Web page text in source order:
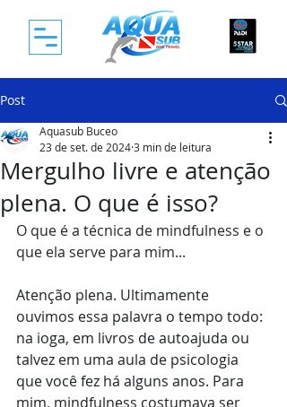
Post
Mergulho livre e atenção
plena. O que é isso?
Aquasub Buceo
23 de set. de 20243 min de leitura
O que é a técnica de mindfulness e o
que ela serve para mim...
Atenção plena. Ultimamente
ouvimos essa palavra o tempo todo:
na ioga, em livros de autoajuda ou
talvez em uma aula de psicologia
que você fez há alguns anos. Para
mim, mindfulness costumava ser